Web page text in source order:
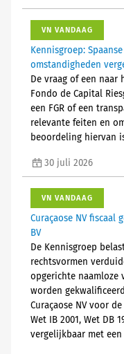
VN VANDAAG
Kennisgroep:
omstandigheden
De vraag of een naar
Fondo de Capital
een FGR of een
relevante feiten en
beoordeling hiervan
30 juli 2026
VN VANDAAG
Curaçaose NV fiscaal
BV
De Kennisgroep
rechtsvormen
opgerichte naamloze
worden
Curaçaose NV voor
Wet IB 2001, Wet DB
vergelijkbaar met een